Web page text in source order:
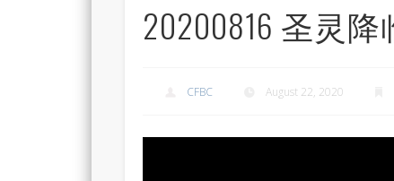
20200816 圣灵
CFBC August 22, 2020